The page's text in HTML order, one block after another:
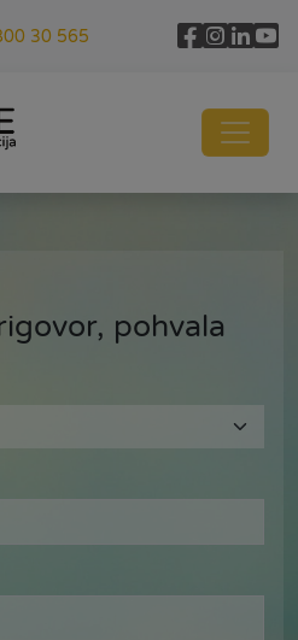
30 565
pohvala